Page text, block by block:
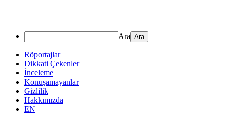
Ara
Röportajlar
Dikkati Çekenler
İnceleme
Konuşamayanlar
Gizlilik
Hakkımızda
EN